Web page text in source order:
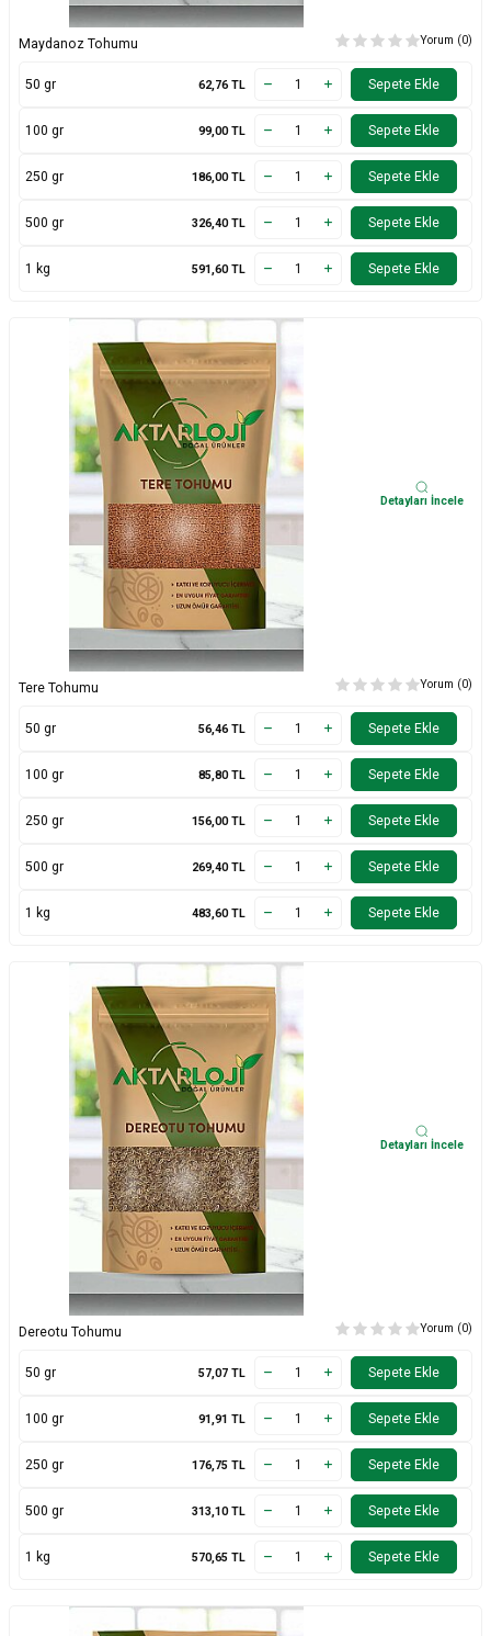
Maydanoz Tohumu Yorum (0)
50 gr 62,76 TL Sepete Ekle
100 gr 99,00TL Sepete Ekle
250 gr 186,00TL Sepete Ekle
500 gr 326,40TL Sepete Ekle
1 kg 591,60TL Sepete Ekle
Detayları İncele
Tere Tohumu Yorum (0)
50 gr 56,46 TL Sepete Ekle
100 gr 85,80TL Sepete Ekle
250 gr 156,00TL Sepete Ekle
500 gr 269,40TL Sepete Ekle
1 kg 483,60TL Sepete Ekle
Detayları İncele
Dereotu Tohumu Yorum (0)
50 gr 57,07 TL Sepete Ekle
100 gr 91,91 TL Sepete Ekle
250 gr 176,75 TL Sepete Ekle
500 gr 313,10TL Sepete Ekle
1 kg 570,65 TL Sepete Ekle